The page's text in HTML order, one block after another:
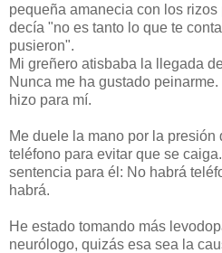
pequeña amanecia con los
decía "no es tanto lo que te
pusieron".
Mi greñero atisbaba la llegada
Nunca me ha gustado
hizo para mí.
Me duele la mano por la presión
teléfono para evitar que se
sentencia para él: No habrá
habrá.
He estado tomando más
neurólogo, quizás esa sea la